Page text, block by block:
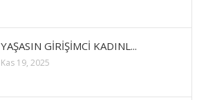
YAŞASIN GİRİŞİMCİ KADINL...
Kas 19, 2025